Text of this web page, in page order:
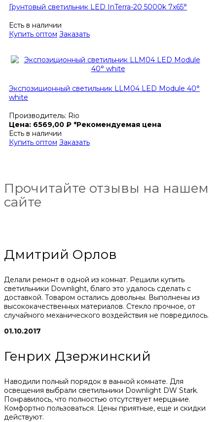
Грунтовый светильник LED InTerra-20 5000k 7x65°
Есть в наличии
Купить оптом Заказать
Экспозиционный светильник LLM04 LED Module 40°
white
Производитель: Rio
Цена: 6569,00 ₽ *Рекомендуемая цена
Есть в наличии
Купить оптом Заказать
Прочитайте отзывы на нашем
сайте
Дмитрий Орлов
Делали ремонт в одной из комнат. Решили купить
светильники Downlight, благо это удалось сделать с
доставкой. Товаром остались довольны. Выполнены из
высококачественных материалов. Стекло прочное, от
случайного механического воздействия не повредилось.
01.10.2017
Генрих Дзержинский
Наводили полный порядок в ванной комнате. Для
освещения выбрали светильники Downlight DW Stark.
Понравилось, что полностью отсутствует мерцание.
Комфортно пользоваться. Цены приятные, еще и скидки
действуют.